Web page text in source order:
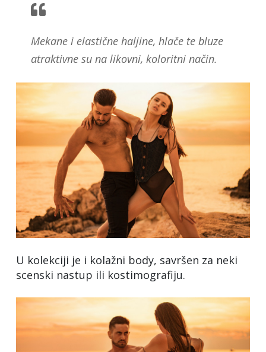
Mekane i elastične haljine, hlače te bluze
atraktivne su na likovni, koloritni način.
U kolekciji je i kolažni body, savršen za neki
scenski nastup ili kostimografiju.